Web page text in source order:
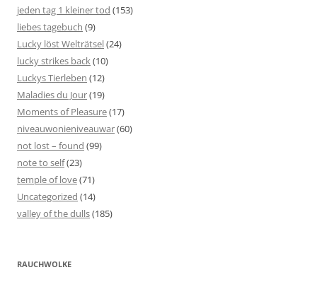
jeden tag 1 kleiner tod (153)
liebes tagebuch (9)
Lucky löst Welträtsel(24)
lucky strikes back(10)
Luckys Tierleben (12)
Maladies du Jour(19)
Moments of Pleasure(17)
niveauwonieniveauwar(60)
not lost – found (99)
note to self(23)
temple of love(71)
Uncategorized (14)
valley of the dulls(185)
RAUCHWOLKE